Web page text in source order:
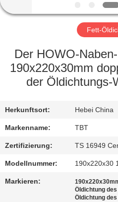
FABRIK-
SIE
MIT
UNS
IN
VERBINDUNG
Fett-
Der HOWO-
190x220x30mm
der Öldichtungs-
Herkunftsort: Hebei China
Markenname: TBT
Zertifizierung: TS 16949
Modellnummer: 190x220x30
Markieren:
Öldichtung des
Öldichtung des